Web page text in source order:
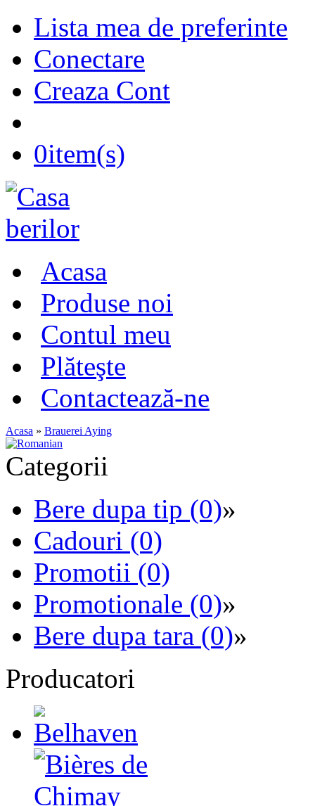
Lista mea de preferinte
Conectare
Creaza Cont
0item(s)
Acasa
Produse noi
Contul meu
Plăteşte
Contactează-ne
Acasa » Brauerei Aying
Categorii
Bere dupa tip (0)»
Cadouri (0)
Promotii (0)
Promotionale (0)»
Bere dupa tara (0)»
Producatori